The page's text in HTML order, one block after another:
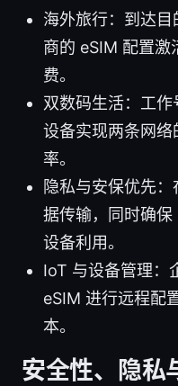
海外旅行：到达
商的 eSIM 配置激
费。
双数码生活：工
设备实现两条网
率。
隐私与安保优先
据传输，同时确
设备利用。
IoT 与设备管理：
eSIM 进行远程配
本。
安全性、隐私